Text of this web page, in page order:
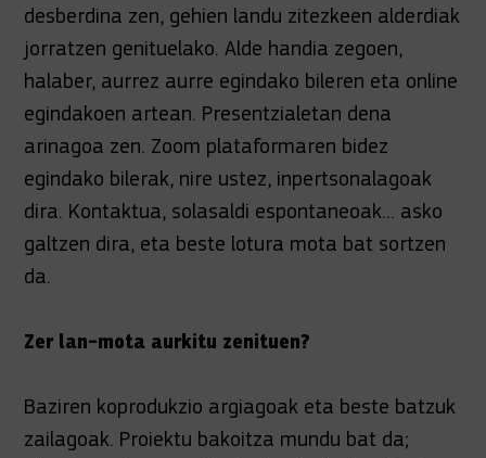
desberdina zen, gehien landu zitezkeen alderdiak
jorratzen genituelako. Alde handia zegoen,
halaber, aurrez aurre egindako bileren eta online
egindakoen artean. Presentzialetan dena
arinagoa zen. Zoom plataformaren bidez
egindako bilerak, nire ustez, inpertsonalagoak
dira. Kontaktua, solasaldi espontaneoak... asko
galtzen dira, eta beste lotura mota bat sortzen
da.
Zer lan-mota aurkitu zenituen?
Baziren koprodukzio argiagoak eta beste batzuk
zailagoak. Proiektu bakoitza mundu bat da;